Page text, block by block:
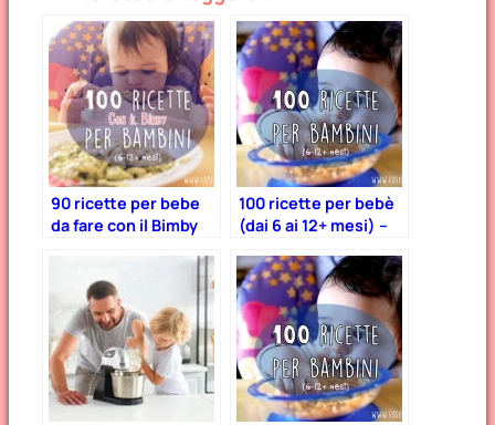
90 ricette per bebe
da fare con il Bimby
100 ricette per bebè
(dai 6 ai 12+ mesi) –